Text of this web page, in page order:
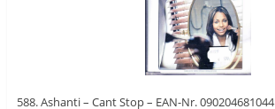
588. Ashanti – Cant Stop – EAN-Nr. 090204681044